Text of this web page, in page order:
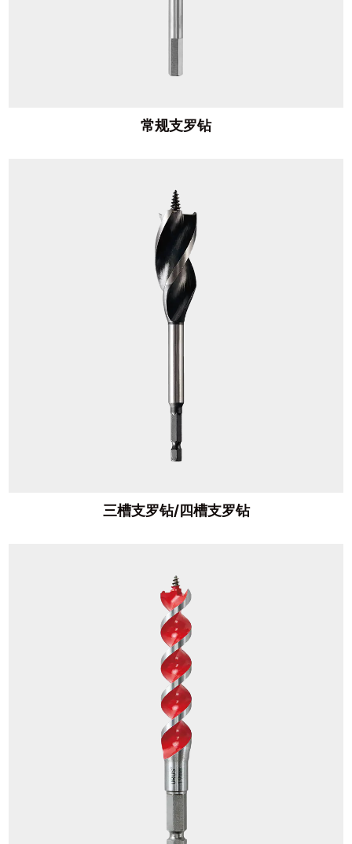
常规支罗钻
三槽支罗钻/四槽支罗钻